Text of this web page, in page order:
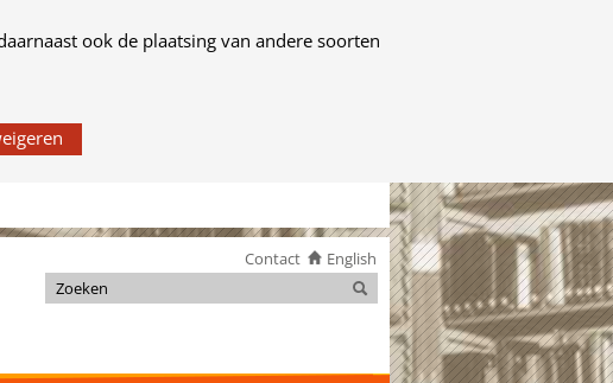
ook de plaatsing van andere soorten
Contact English
Zoeken
Zoeken